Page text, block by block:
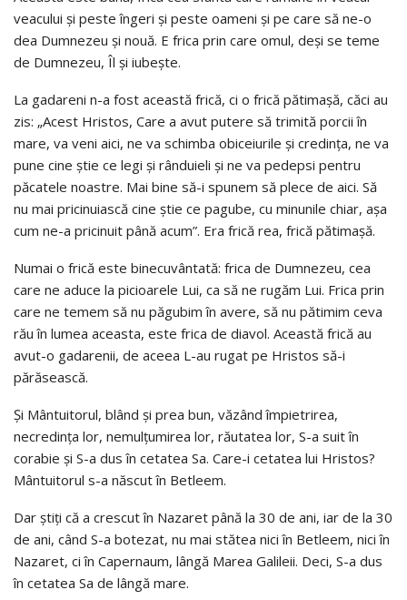
veacului şi peste îngeri şi peste oameni şi pe care să ne-o
dea Dumnezeu şi nouă. E frica prin care omul, deşi se teme
de Dumnezeu, Îl şi iubeşte.
La gadareni n-a fost această frică, ci o frică pătimaşă, căci au
zis: „Acest Hristos, Care a avut putere să trimită porcii în
mare, va veni aici, ne va schimba obiceiurile şi credinţa, ne va
pune cine ştie ce legi şi rânduieli şi ne va pedepsi pentru
păcatele noastre. Mai bine să-i spunem să plece de aici. Să
nu mai pricinuiască cine ştie ce pagube, cu minunile chiar, aşa
cum ne-a pricinuit până acum”. Era frică rea, frică pătimaşă.
Numai o frică este binecuvântată: frica de Dumnezeu, cea
care ne aduce la picioarele Lui, ca să ne rugăm Lui. Frica prin
care ne temem să nu păgubim în avere, să nu pătimim ceva
rău în lumea aceasta, este frica de diavol. Această frică au
avut-o gadarenii, de aceea L-au rugat pe Hristos să-i
părăsească.
Şi Mântuitorul, blând şi prea bun, văzând împietrirea,
necredinţa lor, nemulţumirea lor, răutatea lor, S-a suit în
corabie şi S-a dus în cetatea Sa. Care-i cetatea lui Hristos?
Mântuitorul s-a născut în Betleem.
Dar ştiţi că a crescut în Nazaret până la 30 de ani, iar de la 30
de ani, când S-a botezat, nu mai stătea nici în Betleem, nici în
Nazaret, ci în Capernaum, lângă Marea Galileii. Deci, S-a dus
în cetatea Sa de lângă mare.